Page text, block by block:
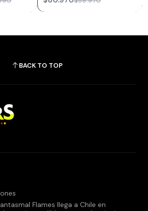
BACK TO TOP
Flames llega a Chile en